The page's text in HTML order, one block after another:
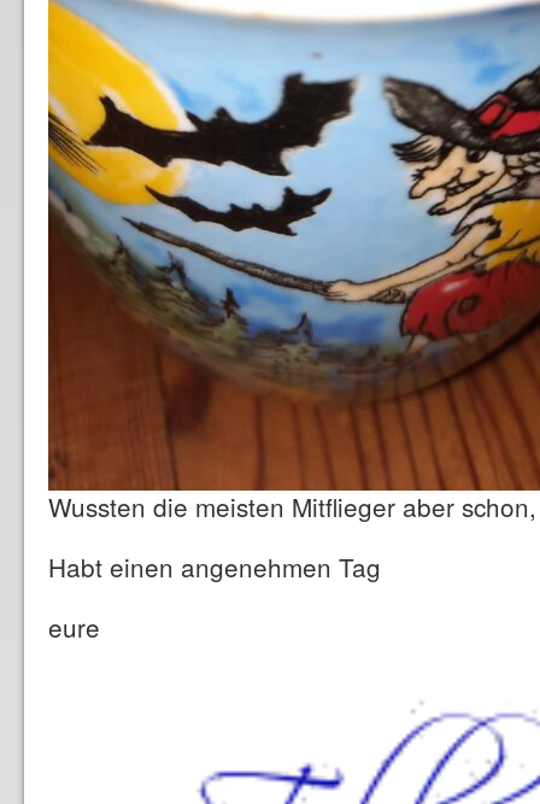
Wussten die meisten Mitflieger aber
Habt einen angenehmen Tag
eure